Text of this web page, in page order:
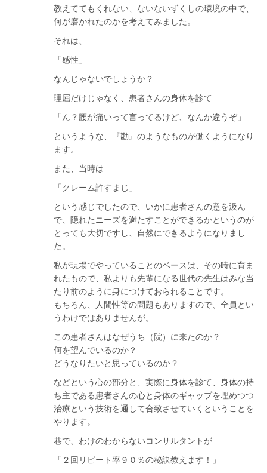
教えててもくれない、ないないずくしの環境の中で、
何が磨かれたのかを考えてみました。
それは、
「感性」
なんじゃないでしょうか？
理屈だけじゃなく、患者さんの身体を診て
「ん？腰が痛いって言ってるけど、なんか違うぞ」
というような、『勘』のようなものが働くようになり
ます。
また、当時は
「クレーム許すまじ」
という感じでしたので、いかに患者さんの意を汲ん
で、隠れたニーズを満たすことができるかというのが
とっても大切ですし、自然にできるようになりまし
た。
私が現場でやっていることのベースは、その時に育ま
れたもので、私よりも先輩になる世代の先生はみな当
たり前のように身につけておられることです。
もちろん、人間性等の問題もありますので、全員とい
うわけではありませんが。
この患者さんはなぜうち（院）に来たのか？
何を望んでいるのか？
どうなりたいと思っているのか？
などという心の部分と、実際に身体を診て、身体の持
ち主である患者さんの心と身体のギャップを埋めつつ
治療という技術を通して合致させていくということを
やります。
巷で、わけのわからないコンサルタントが
「２回リピート率９０％の秘訣教えます！」